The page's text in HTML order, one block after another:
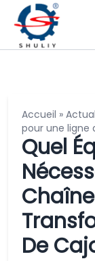
Accueil »
pour une ligne
Quel
De